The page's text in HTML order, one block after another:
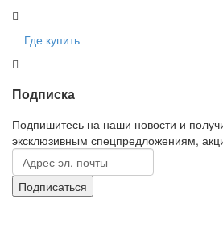
Где купить
Подписка
Подпишитесь на наши новости и
эксклюзивным спецпредложениям,